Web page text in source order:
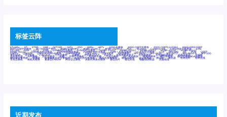
标签云阵
6Tx6Rx 8T 8T8R 24R 24T24R 24Tx 25G 48Rx 48Tx 100G光模块 400G OSFP光模块 400G QSFP112 DR4 800G DR8 OSFP
800G OSFP光模块 AD7606国产替代 AFBR-57B4APZ AFBR-1528CZ AFBR-2528CZ AOC Bypass Camera Link CWDM波分复用器 DAS
DC~4M DSS DTS DVS GYMB光纤连接器 GYM光纤连接器 HFBR-1531Z HFBR-2531Z HFBR-4501Z HFBR-4503Z HFBR-4511Z
HFBR-4513Z J599A6光纤连接器 J599A8光电连接器 J599MT光纤连接器 J599Ⅰ光电连接器 LC超短型光模块 LGA Mini SAS MT POB QSFP
QSFP+ QSFP28 QSFP28 100G光模块 QSFP28笼座 QSFP 40G QSFP笼座 RP连接器 SFF-8431 SFF-8436 SFF-8472 SFF-8654 4i SFP 10G
SFP MSA SFP笼座 Z-BLOCK 万兆交换机 交换机 光切换仪OLP 光开关 光模块笼子座子 光电探测器 光电编码器模块 光电连接器 光端机
光纤激光器 光纤跳线 光纤连接器 光耦 全国产交换机 军品级光耦 千兆交换机 国产化光模块 射频光模块 微型光模块 微型可插拔BGA光模块
微型波分复用器 探测器 收发模块光学引擎组件 机架式光纤收发器 模拟光发射模块 模拟光器件 波分复用器 测试版 激光器 特种光纤 特种光缆
百兆交换机 相机光模块 紧凑型DWDM 网管型交换机 表贴式单路光模块 通信光纤 通信光缆 铌酸锂调制器 高速线缆
近期发布